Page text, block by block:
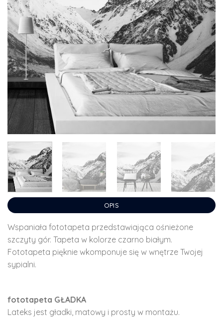
OPIS
Wspaniała fototapeta przedstawiająca ośnieżone
szczyty gór. Tapeta w kolorze czarno białym.
Fototapeta pięknie wkomponuje się w wnętrze Twojej
sypialni.
fototapeta GŁADKA
Lateks jest gładki, matowy i prosty w montażu.